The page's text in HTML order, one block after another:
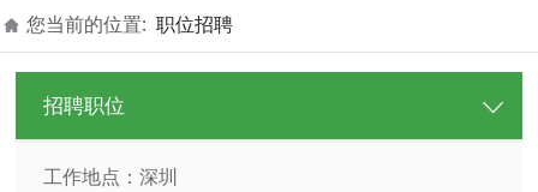
您当前的位置: 职位招聘
招聘职位
工作地点：深圳